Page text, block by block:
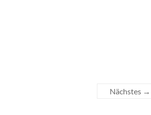
Nächstes →